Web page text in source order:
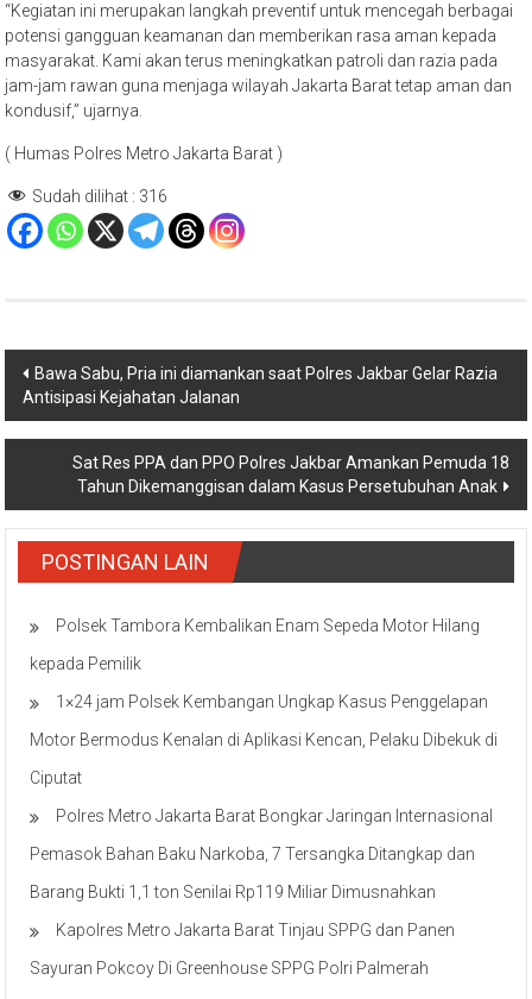
“Kegiatan ini merupakan langkah preventif untuk mencegah berbagai
potensi gangguan keamanan dan memberikan rasa aman kepada
masyarakat. Kami akan terus meningkatkan patroli dan razia pada
jam-jam rawan guna menjaga wilayah Jakarta Barat tetap aman dan
kondusif,” ujarnya.
( Humas Polres Metro Jakarta Barat )
Sudah dilihat : 316
Navigasi
pos
Bawa Sabu, Pria ini diamankan saat Polres Jakbar Gelar Razia
Antisipasi Kejahatan Jalanan
Sat Res PPA dan PPO Polres Jakbar Amankan Pemuda 18
Tahun Dikemanggisan dalam Kasus Persetubuhan Anak
POSTINGAN LAIN
Polsek Tambora Kembalikan Enam Sepeda Motor Hilang
kepada Pemilik
1×24 jam Polsek Kembangan Ungkap Kasus Penggelapan
Motor Bermodus Kenalan di Aplikasi Kencan, Pelaku Dibekuk di
Ciputat
Polres Metro Jakarta Barat Bongkar Jaringan Internasional
Pemasok Bahan Baku Narkoba, 7 Tersangka Ditangkap dan
Barang Bukti 1,1 ton Senilai Rp119 Miliar Dimusnahkan
Kapolres Metro Jakarta Barat Tinjau SPPG dan Panen
Sayuran Pokcoy Di Greenhouse SPPG Polri Palmerah